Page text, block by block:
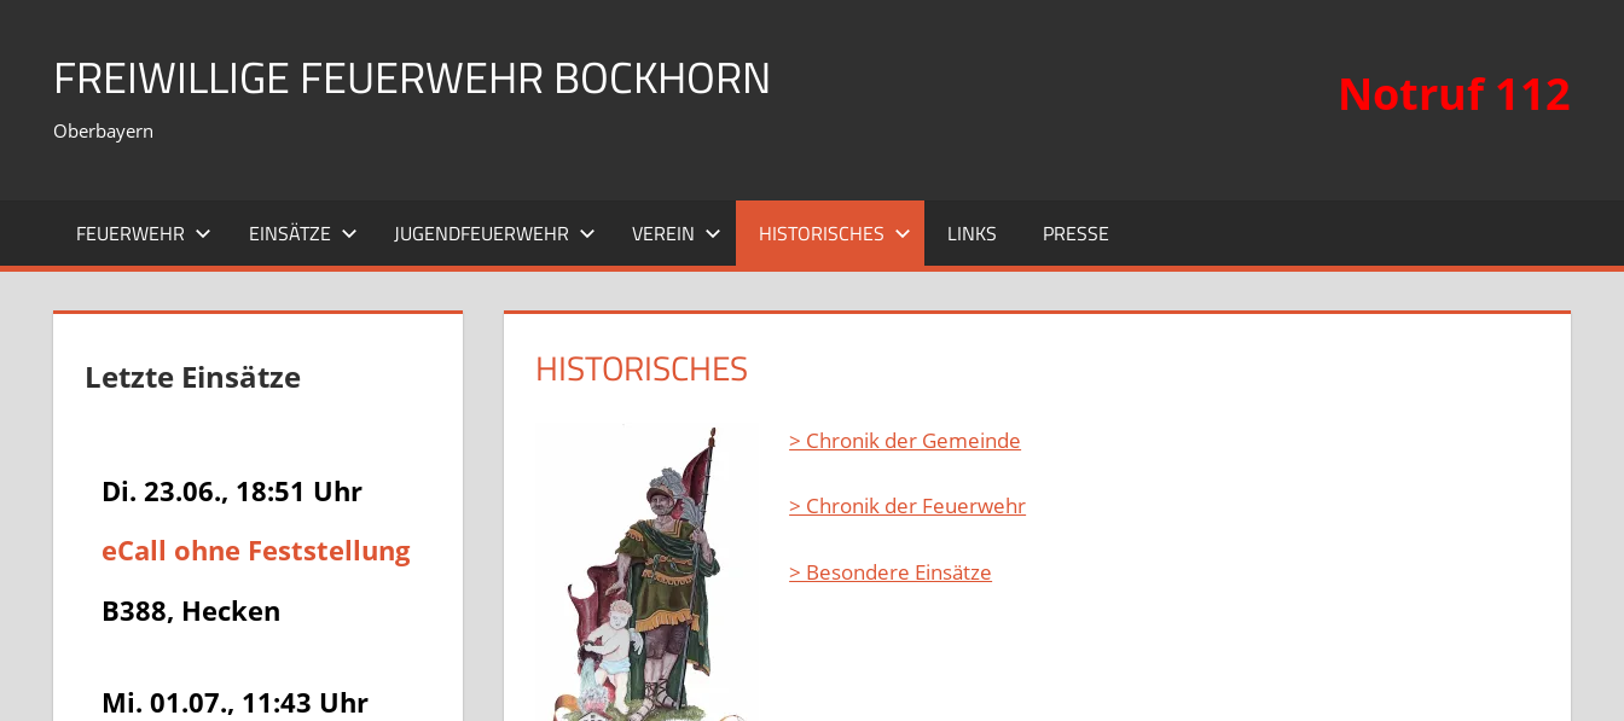
springenFREIWILLIGE FEUERWEHR BOCKHORN
Oberbayern
Notruf 112
FEUERWEHR EINSÄTZE JUGENDFEUERWEHR VEREIN HISTORISCHES LINKS PRESSE
HISTORISCHES
> Chronik der Gemeinde
> Chronik der Feuerwehr
> Besondere Einsätze
Letzte Einsätze
Di. 23.06., 18:51 Uhr
eCall ohne Feststellung
B388, Hecken
Mi. 01.07., 11:43 Uhr